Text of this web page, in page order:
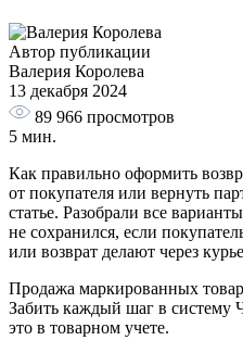
Автор публикации
Валерия Королева
13 декабря 2024
89 966 просмотров
5 мин.
Как правильно оформить
от покупателя или вернуть
статье. Разобрали все
не сохранился, если
или возврат делают через
Продажа маркированных
Забить каждый шаг в систему
это в товарном учете.